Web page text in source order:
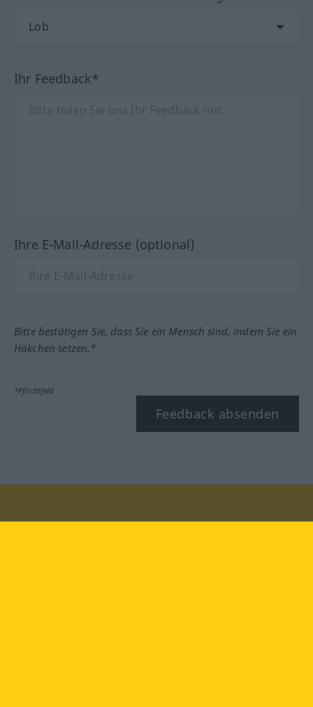
Ihr Feedback*
Ihre E-Mail-Adresse (optional)
Bitte bestätigen Sie, dass Sie ein Mensch sind, indem Sie ein
Häkchen setzen.*
*Pflichtfeld
Feedback absenden
Besuchen Sie uns auf: